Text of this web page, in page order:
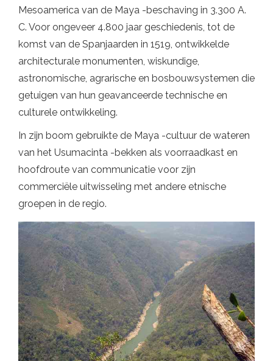
Mesoamerica van de Maya -beschaving in 3.300 A.
C. Voor ongeveer 4.800 jaar geschiedenis, tot de
komst van de Spanjaarden in 1519, ontwikkelde
architecturale monumenten, wiskundige,
astronomische, agrarische en bosbouwsystemen die
getuigen van hun geavanceerde technische en
culturele ontwikkeling.
In zijn boom gebruikte de Maya -cultuur de wateren
van het Usumacinta -bekken als voorraadkast en
hoofdroute van communicatie voor zijn
commerciële uitwisseling met andere etnische
groepen in de regio.